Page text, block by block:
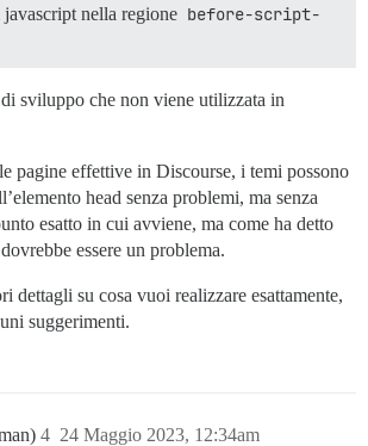
nella regione before-script-
sviluppo che non viene utilizzata in
pagine effettive in Discourse, i temi possono
head senza problemi, ma senza
esatto in cui avviene, ma come ha detto
essere un problema.
dettagli su cosa vuoi realizzare esattamente,
suggerimenti.
24 Maggio 2023, 12:34am
4